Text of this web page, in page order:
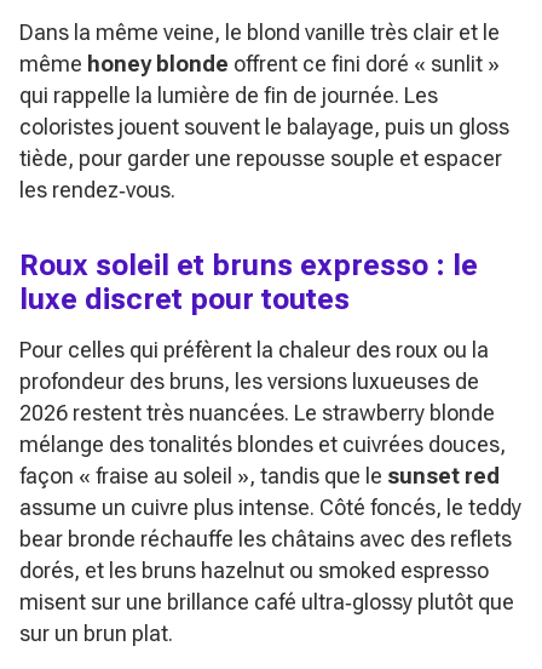
Dans la même veine, le blond vanille très clair et le
même honey blonde offrent ce fini doré « sunlit »
qui rappelle la lumière de fin de journée. Les
coloristes jouent souvent le balayage, puis un gloss
tiède, pour garder une repousse souple et espacer
les rendez‑vous.
Roux soleil et bruns expresso : le
luxe discret pour toutes
Pour celles qui préfèrent la chaleur des roux ou la
profondeur des bruns, les versions luxueuses de
2026 restent très nuancées. Le strawberry blonde
mélange des tonalités blondes et cuivrées douces,
façon « fraise au soleil », tandis que le sunset red
assume un cuivre plus intense. Côté foncés, le teddy
bear bronde réchauffe les châtains avec des reflets
dorés, et les bruns hazelnut ou smoked espresso
misent sur une brillance café ultra‑glossy plutôt que
sur un brun plat.